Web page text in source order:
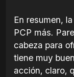
En resumen,
PCP más.
cabeza para
tiene muy
acción, claro,